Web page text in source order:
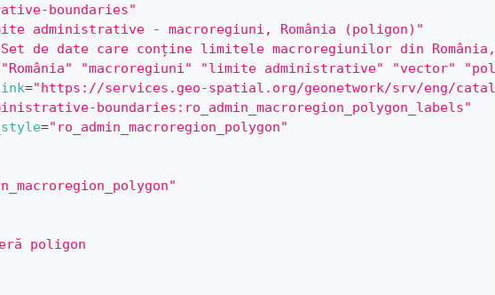
boundaries"
administrative - macroregiuni, România (poligon)"
de date care conține limitele macroregiunilor din
"România" "macroregiuni" "limite administrative" "vector"
="https://services.geo-spatial.org/geonetwork/srv/eng/
boundaries:ro_admin_macroregion_polygon_labels"
="ro_admin_macroregion_polygon"
poligon